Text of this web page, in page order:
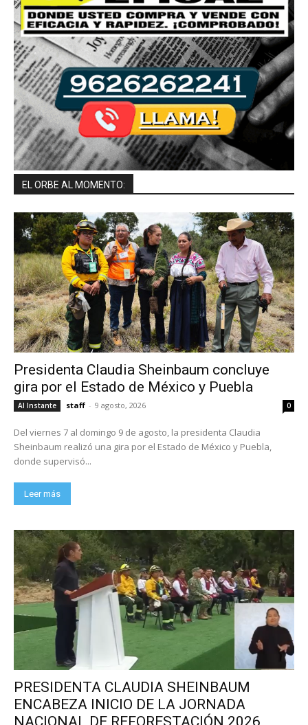
EL ORBE AL MOMENTO:
Presidenta Claudia Sheinbaum concluye
gira por el Estado de México y Puebla
Al Instante staff - 9 agosto, 2026 0
Del viernes 7 al domingo 9 de agosto, la presidenta Claudia
Sheinbaum realizó una gira por el Estado de México y Puebla,
donde supervisó...
Leer más
PRESIDENTA CLAUDIA SHEINBAUM
ENCABEZA INICIO DE LA JORNADA